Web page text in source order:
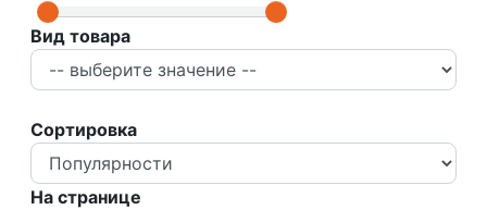
Вид товара
Сортировка
На странице